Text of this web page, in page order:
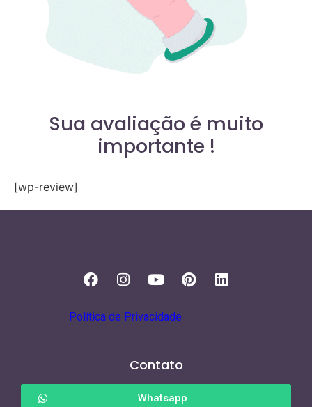
Sua avaliação é muito
importante !
[wp-review]
Política de Privacidade
Contato
Whatsapp